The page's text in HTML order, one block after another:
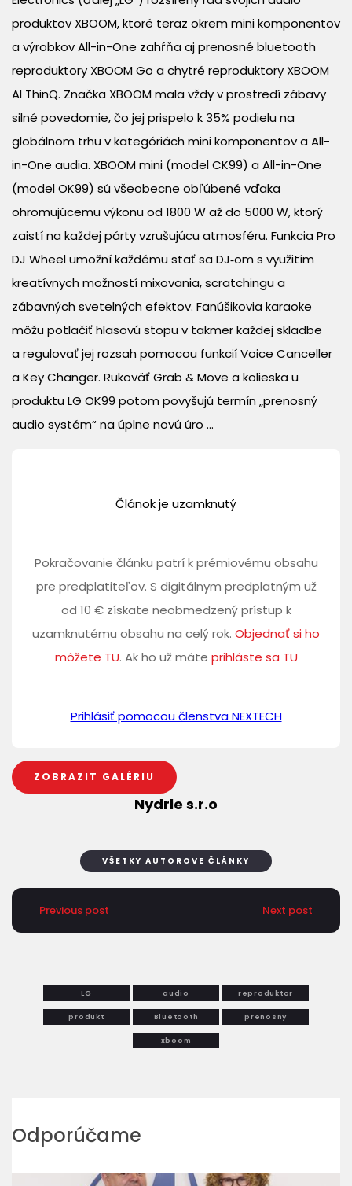
produktov XBOOM, ktoré teraz okrem mini komponentov
a výrobkov All-in-One zahŕňa aj prenosné bluetooth
reproduktory XBOOM Go a chytré reproduktory XBOOM
AI ThinQ. Značka XBOOM mala vždy v prostredí zábavy
silné povedomie, čo jej prispelo k 35% podielu na
globálnom trhu v kategóriách mini komponentov a All-
in-One audia. XBOOM mini (model CK99) a All-in-One
(model OK99) sú všeobecne obľúbené vďaka
ohromujúcemu výkonu od 1800 W až do 5000 W, ktorý
zaistí na každej párty vzrušujúcu atmosféru. Funkcia Pro
DJ Wheel umožní každému stať sa DJ‑om s využitím
kreatívnych možností mixovania, scratchingu a
zábavných svetelných efektov. Fanúšikovia karaoke
môžu potlačiť hlasovú stopu v takmer každej skladbe
a regulovať jej rozsah pomocou funkcií Voice Canceller
a Key Changer. Rukoväť Grab & Move a kolieska u
produktu LG OK99 potom povyšujú termín „prenosný
audio systém“ na úplne novú úro ...
Článok je uzamknutý
Pokračovanie článku patrí k prémiovému obsahu
pre predplatiteľov. S digitálnym predplatným už
od 10 € získate neobmedzený prístup k
uzamknutému obsahu na celý rok. Objednať si ho
môžete TU. Ak ho už máte prihláste sa TU
Prihlásiť pomocou členstva NEXTECH
ZOBRAZIT GALÉRIU
Nydrle s.r.o
VŠETKY AUTOROVE ČLÁNKY
Previous post Next post
LG audio reproduktor
produkt Bluetooth prenosny
xboom
Odporúčame